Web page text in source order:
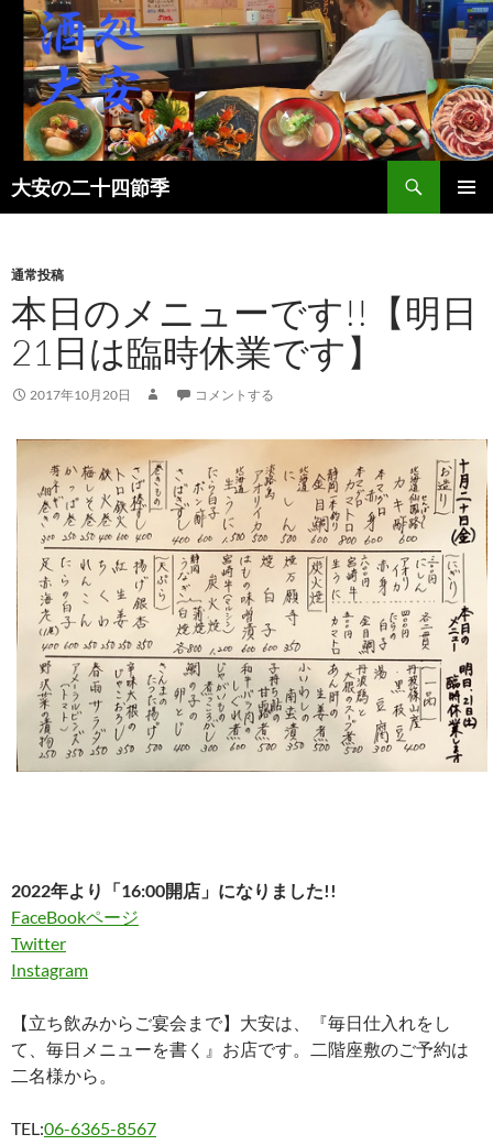
大安の二十四節季
検
索
ン
へ
ス
キ
ッ
通常投稿
本日のメニューです!!【明日
21日は臨時休業です】
2017年10月20日 コメントする
2022年より「16:00開店」になりました!!
FaceBookページ
Twitter
Instagram
【立ち飲みからご宴会まで】大安は、『毎日仕入れをし
て、毎日メニューを書く』お店です。二階座敷のご予約は
二名様から。
TEL:06-6365-8567